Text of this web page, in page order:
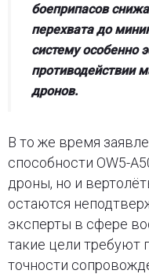
боеприпасов
перехвата до
систему особенно
противодействии
дронов.
В то же время
способности OW5-
дроны, но и
остаются
эксперты в сфере
такие цели требуют
точности